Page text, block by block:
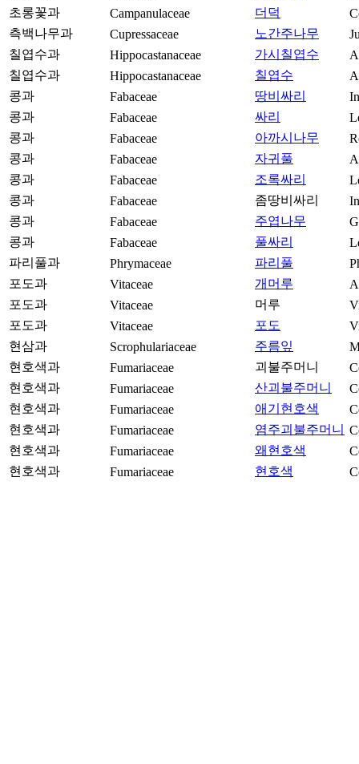
초롱꽃과
Campanulaceae 더덕
측백나무과
Cupressaceae 노간주나무
칠엽수과
Hippocastanaceae 가시칠엽수
칠엽수과
Hippocastanaceae 칠엽수
콩과
Fabaceae 땅비싸리
콩과
Fabaceae 싸리
콩과
Fabaceae 아까시나무
콩과
Fabaceae 자귀풀
콩과
Fabaceae 조록싸리
콩과
Fabaceae 좀땅비싸리
콩과
Fabaceae 주엽나무
콩과
Fabaceae 풀싸리
파리풀과
Phrymaceae 파리풀
포도과
Vitaceae 개머루
포도과
Vitaceae 머루
포도과
Vitaceae 포도
현삼과
Scrophulariaceae 주름잎
현호색과
Fumariaceae 괴불주머니
현호색과
Fumariaceae 산괴불주머니
현호색과
Fumariaceae 애기현호색
현호색과
Fumariaceae 염주괴불주머니
현호색과
Fumariaceae 왜현호색
현호색과
Fumariaceae 현호색